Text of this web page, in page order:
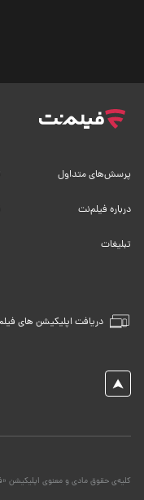
دریافت اپلیکیشن های
پرسش‌های متداول
درباره فیلم‌نت
تبلیغات
کلیه‌ی حقوق مادی و معنوی